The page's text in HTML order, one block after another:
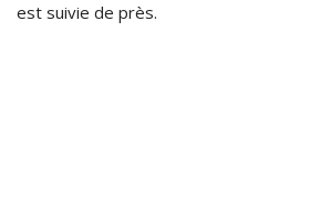
est suivie de près.